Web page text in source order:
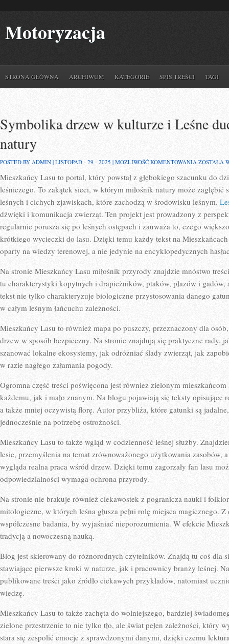
Motoryzacja
STRONA GŁÓWNA ARCHIWUM KATEGORIE SPIS TREŚCI TAGI
Symbolika drzew w kulturze i Leśne
natury
POSTED BY ADMIN | LISTOPAD - 29 - 2025 | MOŻLIWOŚĆ KOMENTOWANIA
W
I
LEŚNE
I
FILOZOFIE
NATURY
ZOSTAŁA
Mieszkańcy Lasu to portal, który powstał z głębokiego szacunku do
leśniczego. To zakątek sieci, w którym miłośnik natury może zagłębić
leśnych i cichych zjawiskach, które zachodzą w środowisku leśnym.
dźwięki i komunikacja zwierząt. Ten projekt jest prowadzony z
regularnie porusza się po leśnych ostępach i zauważa to, czego
krótkiego wycieczki do lasu. Dzięki temu każdy tekst na
oparty na wiedzy terenowej, a nie jedynie na encyklopedycznych
Na stronie Mieszkańcy Lasu miłośnik przyrody znajdzie mnóstwo
tu charakterystyki kopytnych i drapieżników, ptaków, płazów i gadów,
tekst nie tylko charakteryzuje biologiczne przystosowania danego
w całym leśnym łańcuchu zależności.
Mieszkańcy Lasu to również mapa po puszczy, przeznaczony dla
drzew w sposób bezpieczny. Na stronie znajdują się praktyczne rady,
szanować lokalne ekosystemy, jak odróżniać ślady zwierząt, jak
w razie nagłego załamania pogody.
Ogromna część treści poświęcona jest również zielonym
każdemu, jak i mało znanym. Na blogu pojawiają się teksty opisujące
a także mniej oczywistą florę. Autor przybliża, które gatunki są
jednocześnie na potrzebę ostrożności.
Mieszkańcy Lasu to także wgląd w codzienność leśnej służby.
lesie, przemyślenia na temat zrównoważonego użytkowania zasobów,
wygląda realna praca wśród drzew. Dzięki temu zagorzały fan lasu
odpowiedzialności wymaga ochrona przyrody.
Na stronie nie brakuje również ciekawostek z pogranicza nauki i
mitologiczne, w których leśna głusza pełni rolę miejsca magicznego.
współczesne badania, by wyjaśniać nieporozumienia. W efekcie
tradycją a nowoczesną nauką.
Blog jest skierowany do różnorodnych czytelników. Znajdą tu coś dla
stawiające pierwsze kroki w naturze, jak i pracownicy branży leśnej.
publikowane treści jako źródło ciekawych przykładów, natomiast
wiedzę.
Mieszkańcy Lasu to także zachęta do wolniejszego, bardziej
zielone przestrzenie to nie tylko tło, ale świat pełen zależności, który
stara się zespolić emocje z sprawdzonymi danymi, dzięki czemu